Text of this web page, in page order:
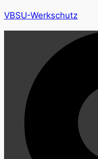
VBSU-Werkschutz